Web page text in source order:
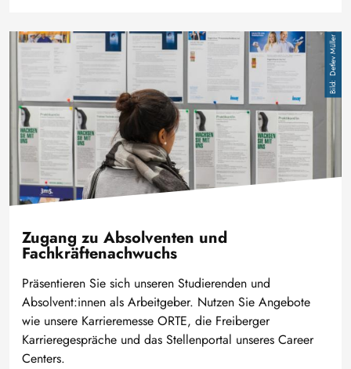
Bild Detlev Müller
Zugang zu Absolventen und
Fachkräftenachwuchs
Präsentieren Sie sich unseren Studierenden und
Absolvent:innen als Arbeitgeber. Nutzen Sie Angebote
wie unsere Karrieremesse ORTE, die Freiberger
Karrieregespräche und das Stellenportal unseres Career
Centers.